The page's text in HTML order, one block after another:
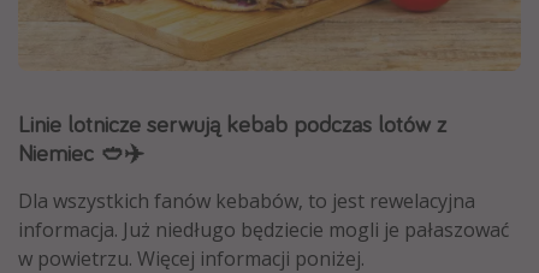
Grecja
Albania
Zanzibar
Polska
Malediwy
Linie lotnicze serwują kebab podczas lotów z
Niemiec 🥙✈️
Dla wszystkich fanów kebabów, to jest rewelacyjna
informacja. Już niedługo będziecie mogli je pałaszować
w powietrzu. Więcej informacji poniżej.